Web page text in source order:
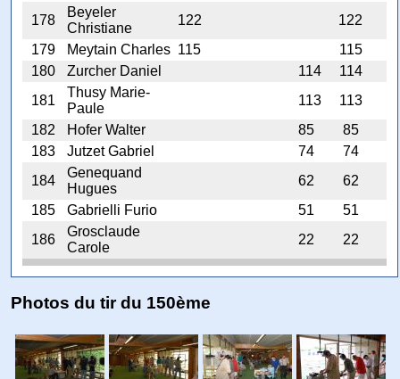
178
Beyeler
Christiane
122
122
179
Meytain Charles 115
115
180
Zurcher Daniel 114
114
181
Thusy Marie-
Paule
113
113
182
Hofer Walter 85
85
183
Jutzet Gabriel 74
74
184
Genequand
Hugues
62
62
185
Gabrielli Furio 51
51
186
Grosclaude
Carole
22 22
Photos du tir du 150ème